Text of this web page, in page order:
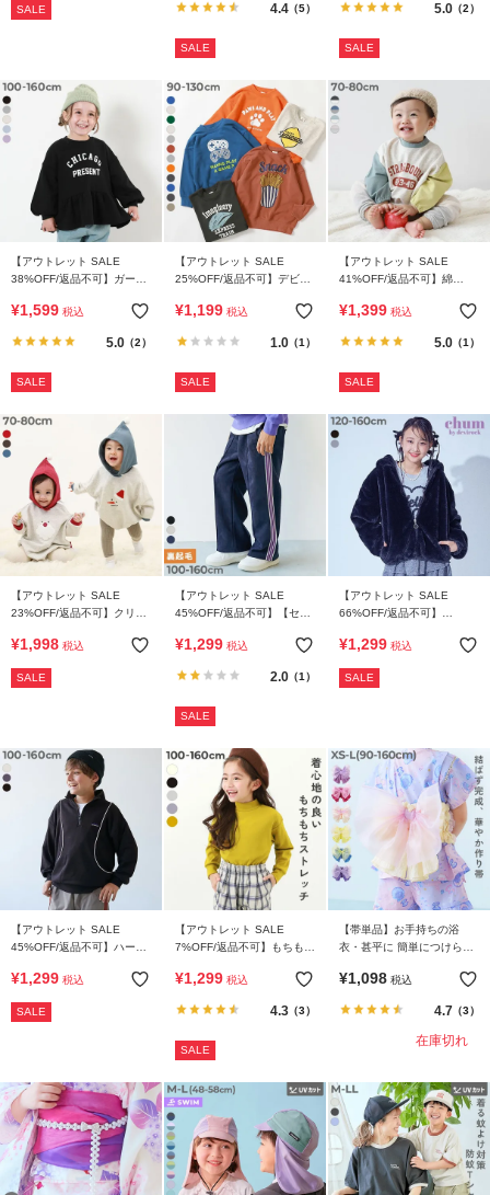
SALE 4.4（5）
SALE
5.0（2）
SALE
【アウトレット SALE
38%OFF/返品不可】ガール
¥1,599 税込
5.0（2）
SALE
【アウトレット SALE
25%OFF/返品不可】デビラ
トレーナー
¥1,199 税込
1.0（1）
SALE
【アウトレット SALE
41%OFF/返品不可】綿
トロンパース
¥1,399 税込
5.0（1）
SALE
【アウトレット SALE
23%OFF/返品不可】クリス
¥1,998 税込
SALE
【アウトレット SALE
45%OFF/返品不可】【セッ
調 ストレッチ裏起毛 ライン
¥1,299 税込
2.0（1）
SALE
【アウトレット SALE
66%OFF/返品不可】
ップ ファーパーカー
¥1,299 税込
SALE
【アウトレット SALE
45%OFF/返品不可】ハーフ
¥1,299 税込
SALE
【アウトレット SALE
7%OFF/返品不可】もちもち
袖Tシャツ
¥1,299 税込
4.3（3）
SALE
【帯単品】お手持ちの浴
衣・甚平に 簡単につけられ
¥1,098 税込
4.7（3）
在庫切れ